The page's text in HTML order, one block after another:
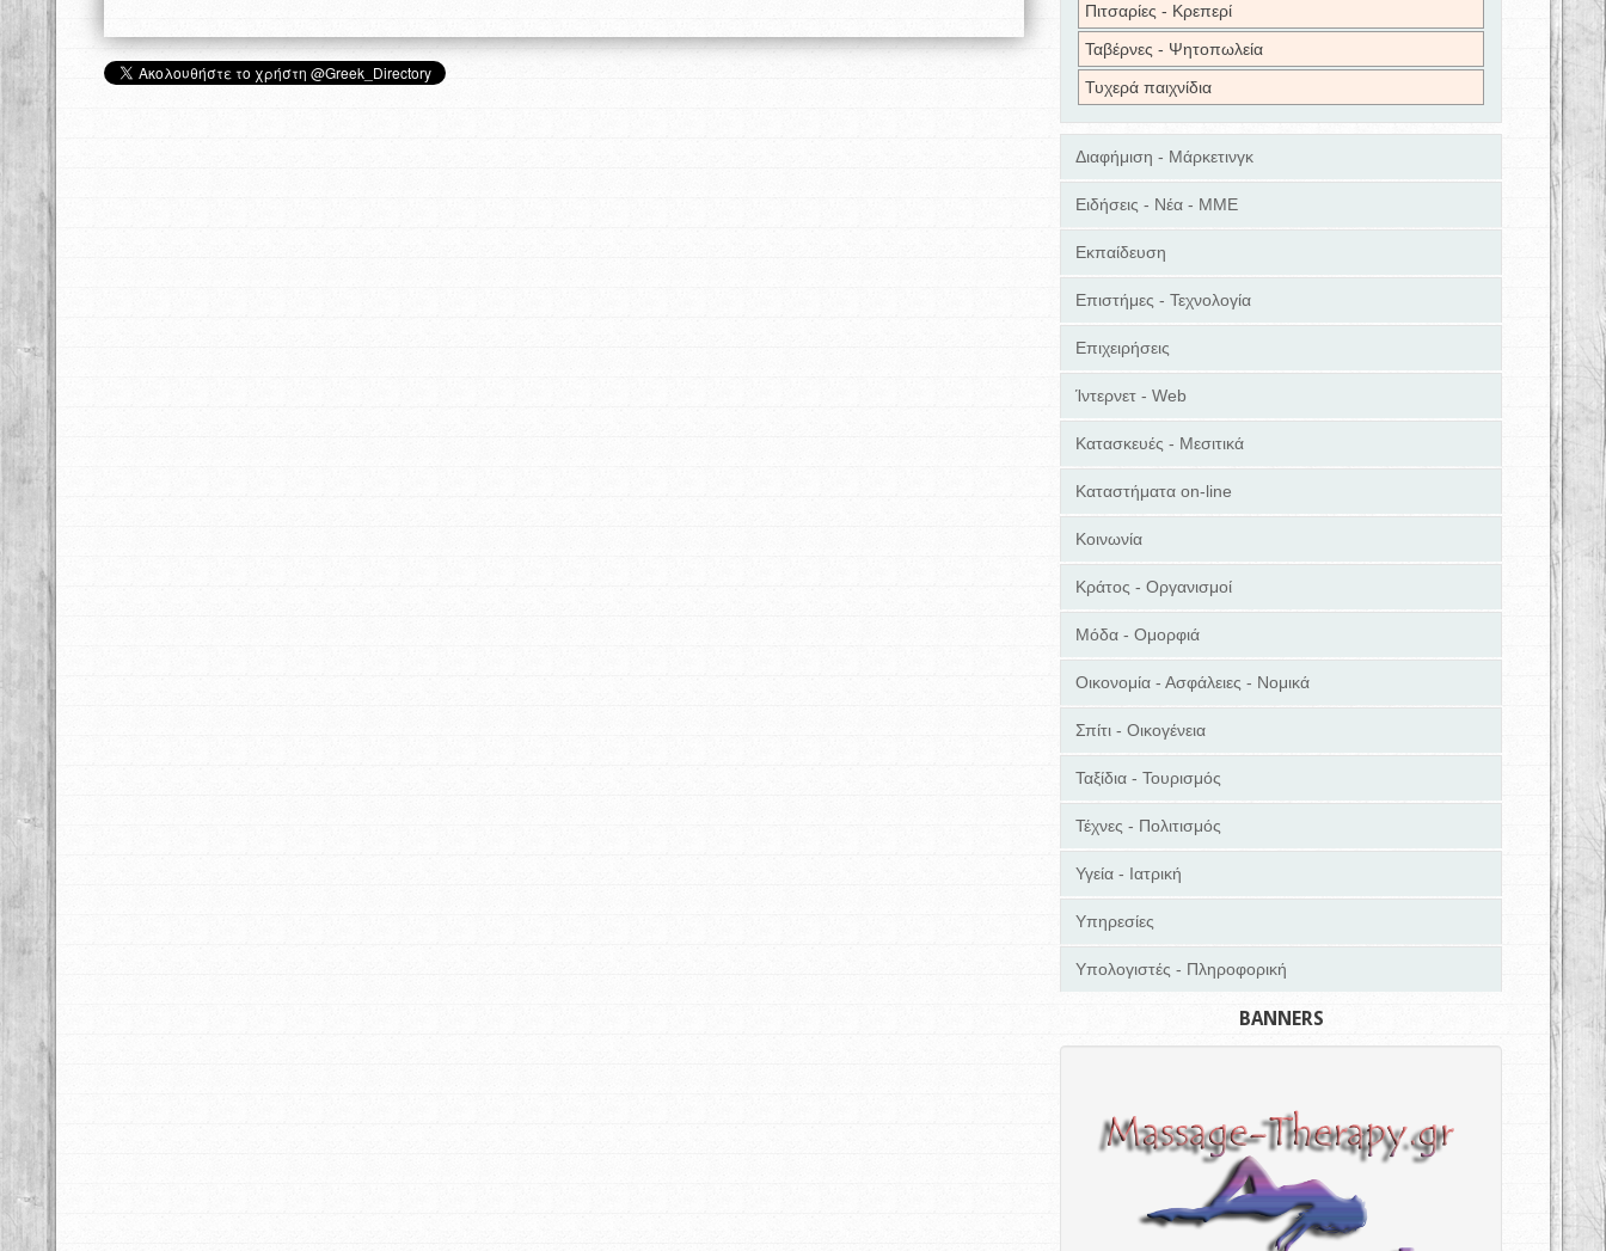
Πιτσαρίες - Κρεπερί
Ταβέρνες - Ψητοπωλεία
Τυχερά παιχνίδια
Διαφήμιση - Μάρκετινγκ
Ειδήσεις - Νέα - ΜΜΕ
Εκπαίδευση
Επιστήμες - Τεχνολογία
Επιχειρήσεις
Ίντερνετ - Web
Κατασκευές - Μεσιτικά
Καταστήματα on-line
Κοινωνία
Κράτος - Οργανισμοί
Μόδα - Ομορφιά
Οικονομία - Ασφάλειες - Νομικά
Σπίτι - Οικογένεια
Ταξίδια - Τουρισμός
Τέχνες - Πολιτισμός
Υγεία - Ιατρική
Υπηρεσίες
Υπολογιστές - Πληροφορική
BANNERS